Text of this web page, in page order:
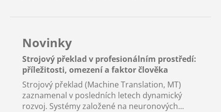
Novinky
Strojový překlad v profesionálním prostředí:
příležitosti, omezení a faktor člověka
Strojový překlad (Machine Translation, MT)
zaznamenal v posledních letech dynamický
rozvoj. Systémy založené na neuronových...